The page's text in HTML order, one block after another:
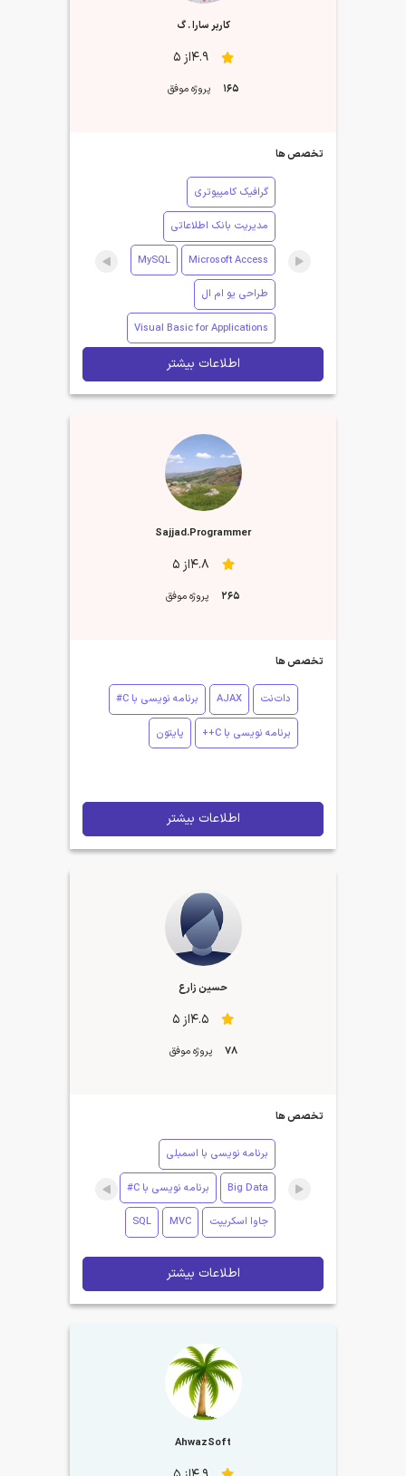
کاربر سارا . گ
4.9از 5
165 پروژه موفق
تخصص ها
گرافیک کامپیوتری
مدیریت بانک اطلاعاتی
Microsoft Access
MySQL
طراحی یو ام ال
Visual Basic for Applications
اطلاعات بیشتر
Sajjad.Programmer
4.8از 5
265 پروژه موفق
تخصص ها
دات‌نت AJAX برنامه نویسی با C#
برنامه نویسی با C++ پایتون
اطلاعات بیشتر
حسین زارع
4.5از 5
78 پروژه موفق
تخصص ها
برنامه نویسی با اسمبلی
Big Data برنامه نویسی با C#
جاوا اسکریپت MVC
SQL
اطلاعات بیشتر
AhwazSoft